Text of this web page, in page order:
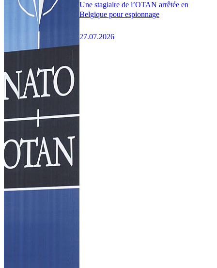
Une stagiaire de l’OTAN arrêtée en
Belgique pour espionnage
27.07.2026